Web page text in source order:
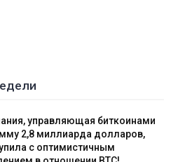
управляющая биткоинами
2,8 миллиарда долларов,
с оптимистичным